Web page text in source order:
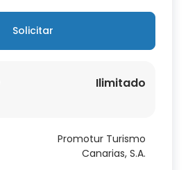
Solicitar
Ilimitado
Promotur Turismo
Canarias, S.A.